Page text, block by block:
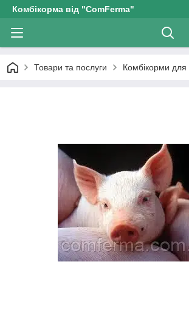
Комбікорма від "ComFerma"
Товари та послуги Комбікорми для